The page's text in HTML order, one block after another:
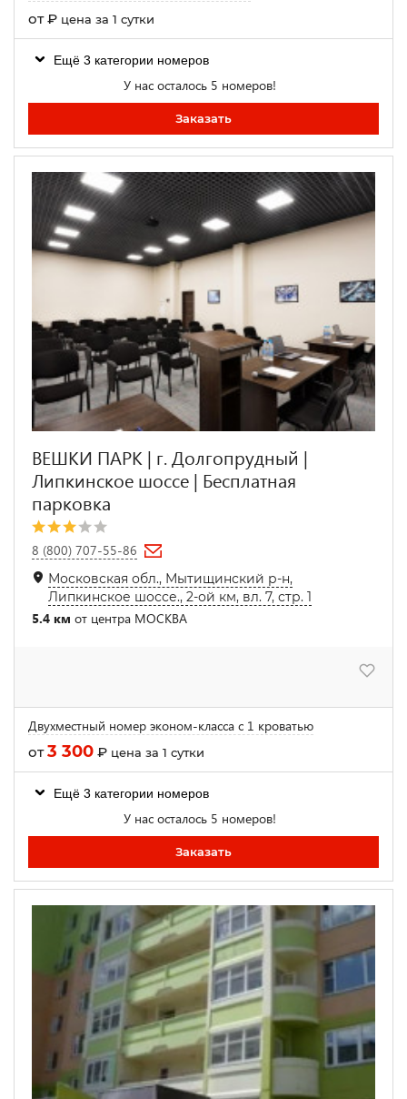
от₽ цена за 1 сутки
Ещё 3 категории номеров
У нас осталось 5 номеров!
Заказать
ВЕШКИ ПАРК | г. Долгопрудный |
Липкинское шоссе | Бесплатная
парковка
8 (800) 707-55-86
Московская обл., Мытищинский р-н,
Липкинское шоссе., 2-ой км, вл. 7, стр. 1
5.4 км от центра МОСКВА
Двухместный номер эконом-класса с 1 кроватью
от3 300 ₽ цена за 1 сутки
Ещё 3 категории номеров
У нас осталось 5 номеров!
Заказать